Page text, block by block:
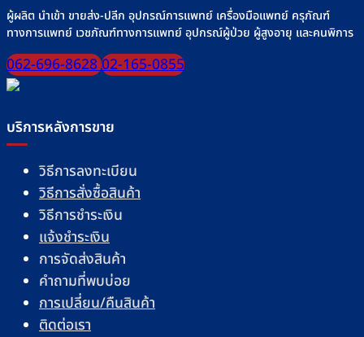
ผู้ผลิต นำเข้า ขายส่ง-ปลีก อุปกรณ์การแพทย์ เครื่องมือแพทย์ ครุภัณฑ์
ทางการแพทย์ เวชภัณฑ์ทางการแพทย์ อุปกรณ์ผู้ป่วย ผู้สูงอายุ และคนพิการ
062-696-862802-165-0855
บริการหลังการขาย
วิธีการลงทะเบียน
วิธีการสั่งซื้อสินค้า
วิธีการชำระเงิน
แจ้งชำระเงิน
การจัดส่งสินค้า
คำถามที่พบบ่อย
การเปลี่ยน/คืนสินค้า
ติดต่อเรา